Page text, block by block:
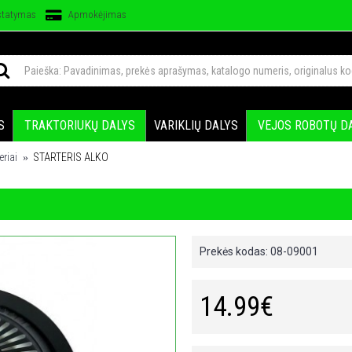
Apmokėjimas
TRAKTORIUKŲ DALYS VARIKLIŲ DALYS VEJOS ROBOTŲ
STARTERIS ALKO
Prekės kodas: 08-09001
14.99€